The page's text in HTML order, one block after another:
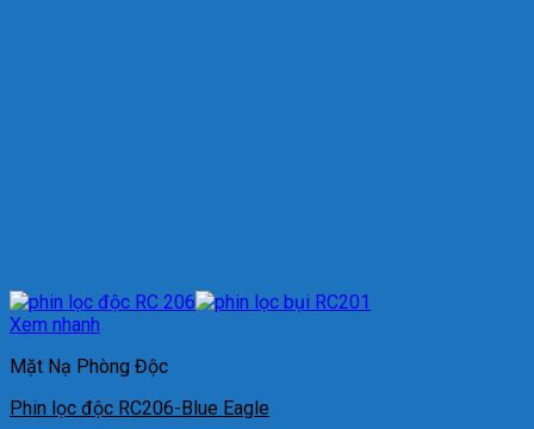
Xem nhanh
Mặt Nạ Phòng Độc
Phin lọc độc RC206-Blue Eagle